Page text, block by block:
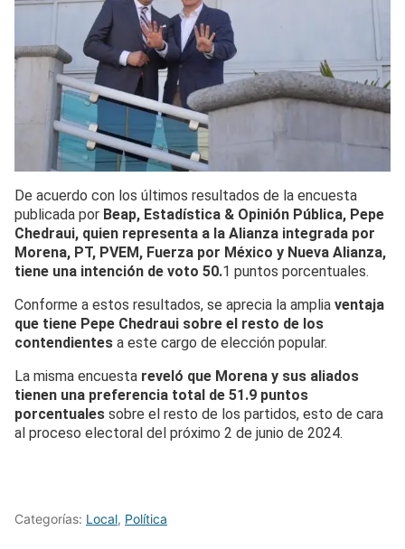
De acuerdo con los últimos resultados de la encuesta
publicada por Beap, Estadística & Opinión Pública, Pepe
Chedraui, quien representa a la Alianza integrada por
Morena, PT, PVEM, Fuerza por México y Nueva Alianza,
tiene una intención de voto 50.1 puntos porcentuales.
Conforme a estos resultados, se aprecia la amplia ventaja
que tiene Pepe Chedraui sobre el resto de los
contendientes a este cargo de elección popular.
La misma encuesta reveló que Morena y sus aliados
tienen una preferencia total de 51.9 puntos
porcentuales sobre el resto de los partidos, esto de cara
al proceso electoral del próximo 2 de junio de 2024.
Categorías: Local, Política